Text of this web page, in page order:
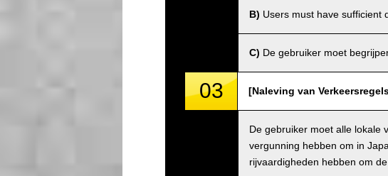
B) Users must have sufficient
C) De gebruiker moet
03 [Naleving van
De gebruiker moet alle lokale
vergunning hebben om in
rijvaardigheden hebben om